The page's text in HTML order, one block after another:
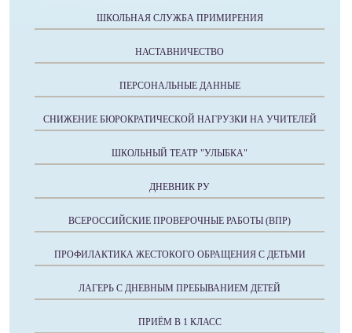
ШКОЛЬНАЯ СЛУЖБА ПРИМИРЕНИЯ
НАСТАВНИЧЕСТВО
ПЕРСОНАЛЬНЫЕ ДАННЫЕ
СНИЖЕНИЕ БЮРОКРАТИЧЕСКОЙ НАГРУЗКИ НА УЧИТЕЛЕЙ
ШКОЛЬНЫЙ ТЕАТР "УЛЫБКА"
ДНЕВНИК РУ
ВСЕРОССИЙСКИЕ ПРОВЕРОЧНЫЕ РАБОТЫ (ВПР)
ПРОФИЛАКТИКА ЖЕСТОКОГО ОБРАЩЕНИЯ С ДЕТЬМИ
ЛАГЕРЬ С ДНЕВНЫМ ПРЕБЫВАНИЕМ ДЕТЕЙ
ПРИЁМ В 1 КЛАСС